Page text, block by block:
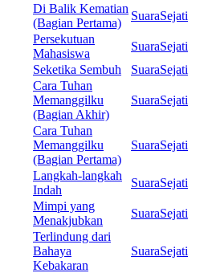
Di Balik Kematian
(Bagian Pertama)
SuaraSejati
Persekutuan
Mahasiswa
SuaraSejati
Seketika Sembuh
SuaraSejati
Cara Tuhan
Memanggilku
(Bagian Akhir)
SuaraSejati
Cara Tuhan
Memanggilku
(Bagian Pertama)
SuaraSejati
Langkah-langkah
Indah
SuaraSejati
Mimpi yang
Menakjubkan
SuaraSejati
Terlindung dari
Bahaya
Kebakaran
SuaraSejati